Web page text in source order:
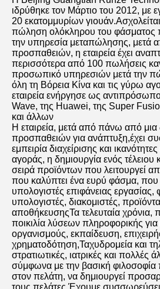
ιδρύθηκε τον Μάρτιο του 2012, με
20 εκατομμυρίων
πώληση ολόκληρου του φάσματος
την υπηρεσία μεταπώλησης, μετά
προσπαθειών, η εταιρεία έχει
περισσότερα από 100 πωλήσεις
προσωπικό υπηρεσιών μετά την
όλη τη Βόρεια Κίνα και τις γύρω
εταιρεία ενήργησε ως
Wave, της Huawei, της Super
και άλλων
Η εταιρεία, μετά από πάνω από μια
προσπαθειών για ανάπτυξη,έχει
εμπειρία διαχείρισης και
αγοράς, η δημιουργία ενός
σειρά προϊόντων που λειτουργεί
που καλύπτει ένα ευρύ φάσμα, που
υπολογιστές επιφάνειας εργασίας,
υπολογιστές, διακομιστές,
αποθήκευσηςΤα τελευταία χρόνια,
ποικιλία λύσεων πληροφορικής για
οργανισμούς, εκπαίδευση,
χρηματοδότηση,Ταχυδρομεία και
στρατιωτικές, ιατρικές και πολλές
σύμφωνα με την βασική φιλοσοφία
στον πελάτη, να δημιουργεί
τους πελάτες.Έχουμε συσσωρεύσει